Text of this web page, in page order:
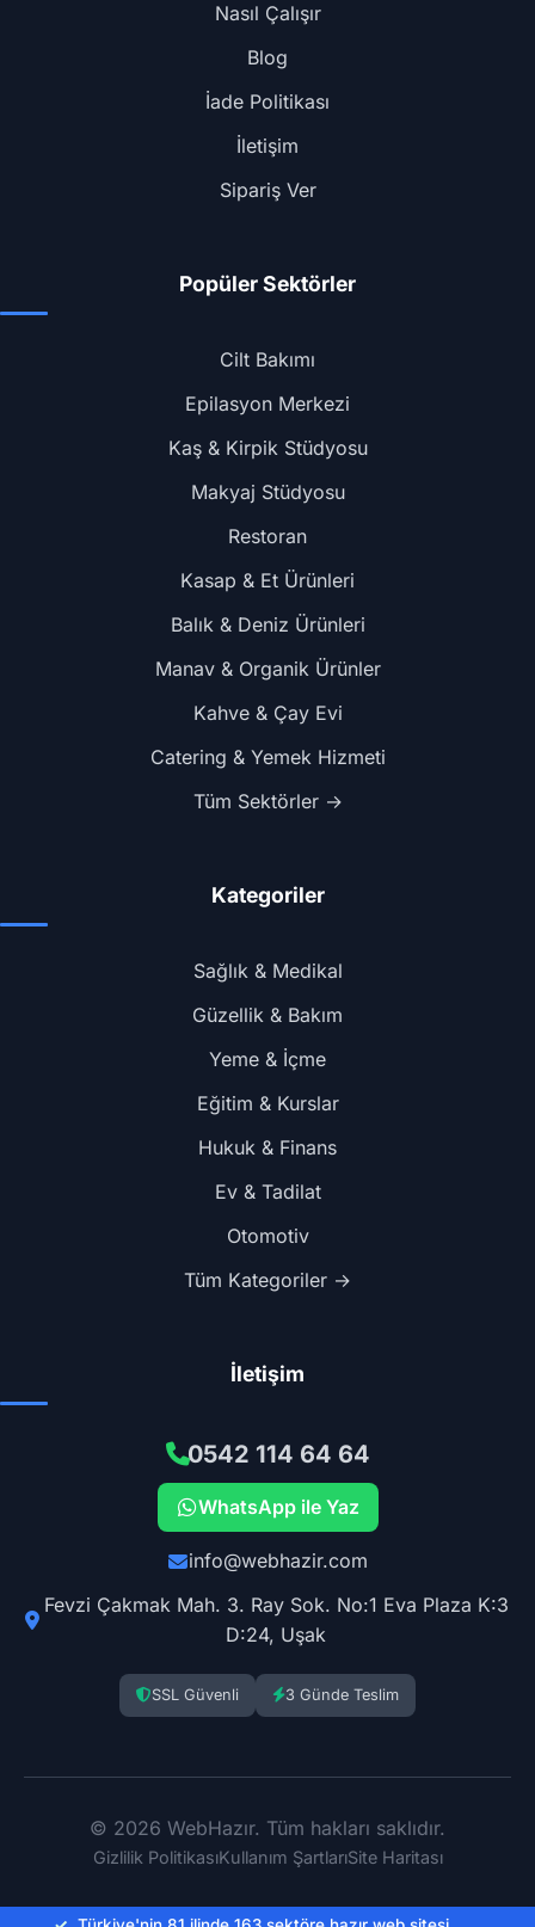
Nasıl Çalışır
Blog
İade Politikası
İletişim
Sipariş Ver
Popüler Sektörler
Cilt Bakımı
Epilasyon Merkezi
Kaş & Kirpik Stüdyosu
Makyaj Stüdyosu
Restoran
Kasap & Et Ürünleri
Balık & Deniz Ürünleri
Manav & Organik Ürünler
Kahve & Çay Evi
Catering & Yemek Hizmeti
Tüm Sektörler →
Kategoriler
Sağlık & Medikal
Güzellik & Bakım
Yeme & İçme
Eğitim & Kurslar
Hukuk & Finans
Ev & Tadilat
Otomotiv
Tüm Kategoriler →
İletişim
0542 114 64 64
WhatsApp ile Yaz
info@webhazir.com
Fevzi Çakmak Mah. 3. Ray Sok. No:1 Eva Plaza K:3
D:24, Uşak
SSL Güvenli 3 Günde Teslim
© 2026 WebHazır. Tüm hakları saklıdır.
Gizlilik PolitikasıKullanım ŞartlarıSite Haritası